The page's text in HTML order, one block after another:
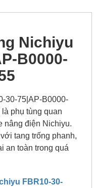
Nichiyu
B0000-
30-75|AP-B0000-
phụ tùng quan
nâng điện Nichiyu.
tang trống phanh,
an toàn trong quá
FBR10-30-